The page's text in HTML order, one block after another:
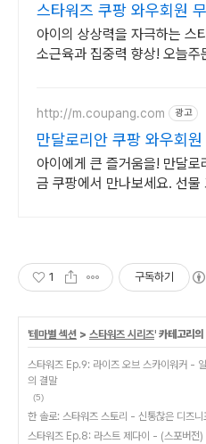
스타워즈 쿠팡 와우회원
아이의 상상력을 자극하는 스
소근육과 집중력 향상! 오늘주
http://m.coupang.com 광고
만달로리안 쿠팡 와우회
무료반품
아이에게 큰 즐거움을! 만달로
금 쿠팡에서 만나보세요. 선물
1 구독하기
'테마별 섹션 > 스타워즈 시리즈' 카테고리의
스타워즈 Ep.9: 라이즈 오브 스카이워커 -
의 결말
(5)
한 솔로: 스타워즈 스토리 - 신통찮은 디즈
스타워즈 Ep.8: 라스트 제다이 - (스포버전)